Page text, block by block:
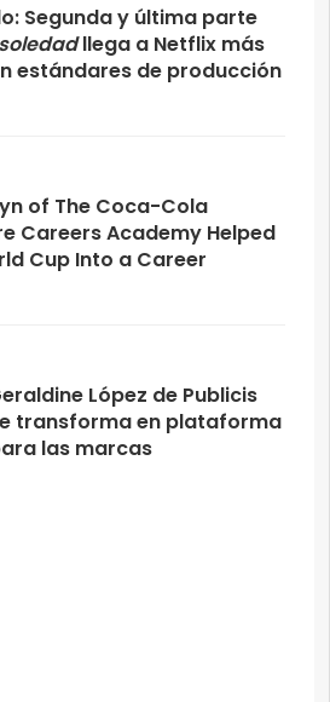
Segunda y última parte
llega a Netflix más
estándares de producción
of The Coca-Cola
Careers Academy Helped
Cup Into a Career
López de Publicis
transforma en plataforma
las marcas